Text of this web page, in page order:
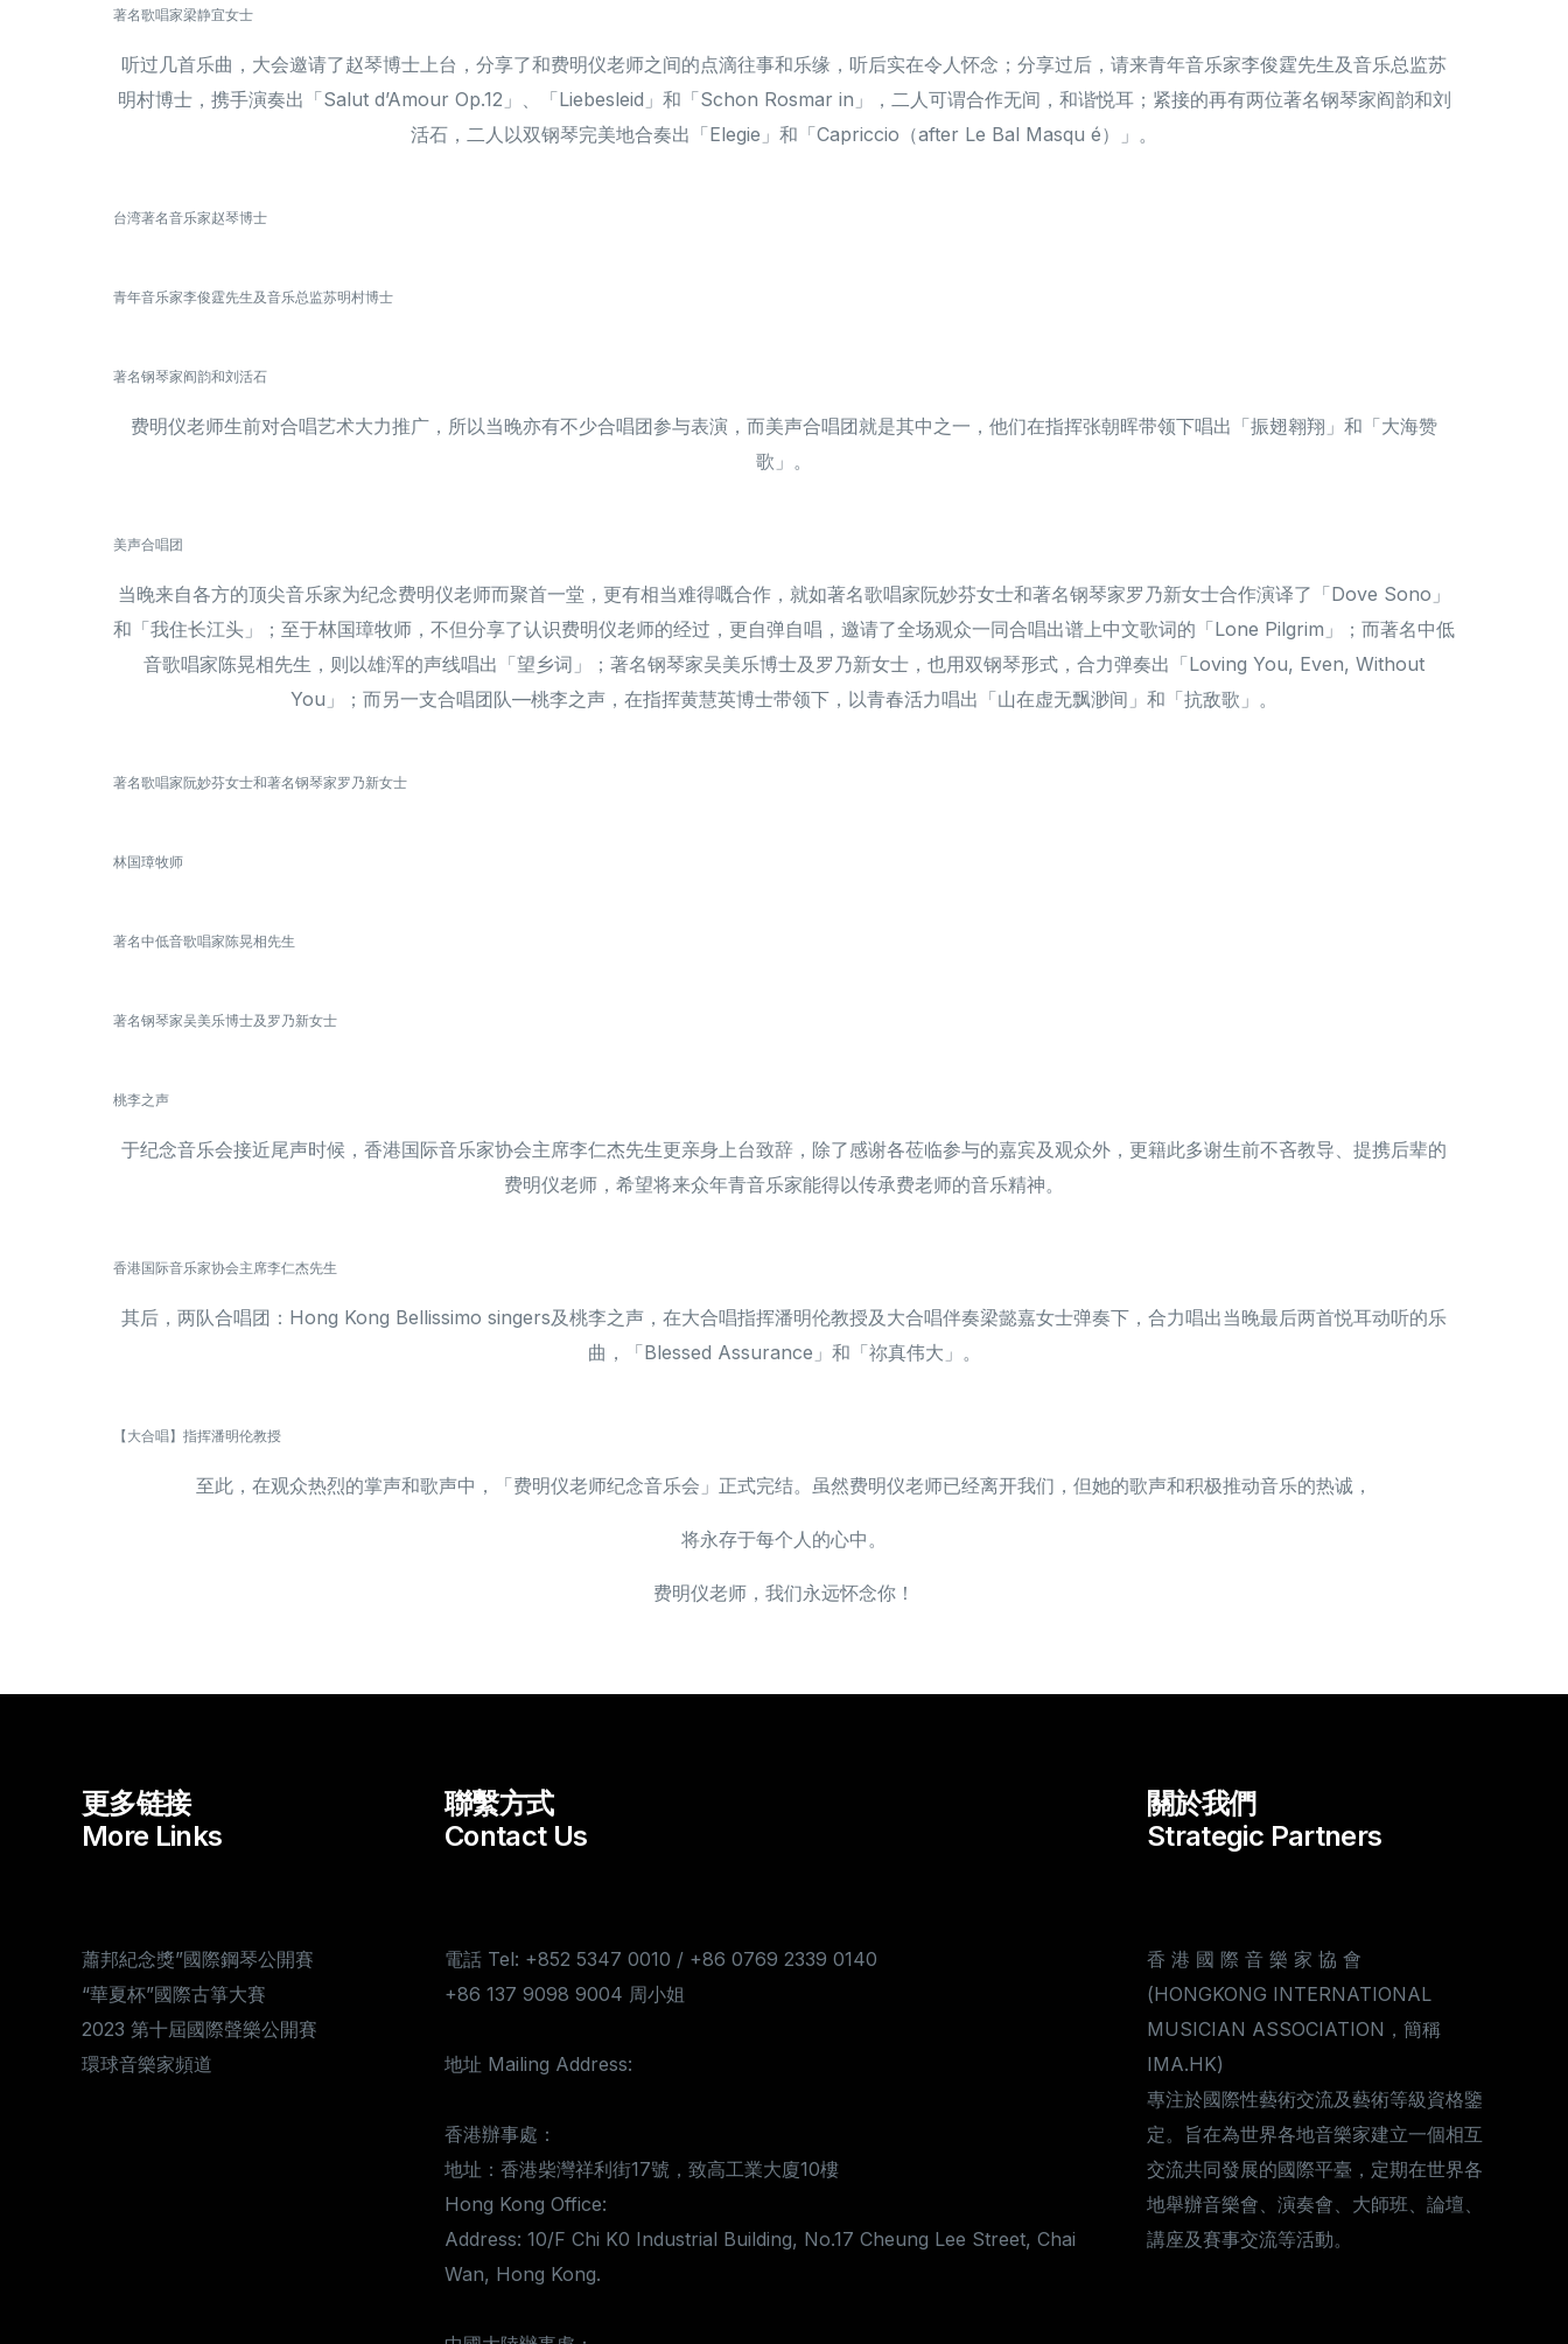
著名歌唱家梁静宜女士
听过几首乐曲，大会邀请了赵琴博士上台，分享了和费明仪老师之间的点滴往事和乐缘，听后实在令人怀念；分享过后，请来青年音乐家李俊霆先生及音乐总监苏
明村博士，携手演奏出「Salut d’Amour Op.12」、「Liebesleid」和「Schon Rosmar in」，二人可谓合作无间，和谐悦耳；紧接的再有两位著名钢琴家阎韵和刘
活石，二人以双钢琴完美地合奏出「Elegie」和「Capriccio（after Le Bal Masqu é）」。
台湾著名音乐家赵琴博士
青年音乐家李俊霆先生及音乐总监苏明村博士
著名钢琴家阎韵和刘活石
费明仪老师生前对合唱艺术大力推广，所以当晚亦有不少合唱团参与表演，而美声合唱团就是其中之一，他们在指挥张朝晖带领下唱出「振翅翱翔」和「大海赞
歌」。
美声合唱团
当晚来自各方的顶尖音乐家为纪念费明仪老师而聚首一堂，更有相当难得嘅合作，就如著名歌唱家阮妙芬女士和著名钢琴家罗乃新女士合作演译了「Dove Sono」
和「我住长江头」；至于林国璋牧师，不但分享了认识费明仪老师的经过，更自弹自唱，邀请了全场观众一同合唱出谱上中文歌词的「Lone Pilgrim」；而著名中低
音歌唱家陈晃相先生，则以雄浑的声线唱出「望乡词」；著名钢琴家吴美乐博士及罗乃新女士，也用双钢琴形式，合力弹奏出「Loving You, Even, Without
You」；而另一支合唱团队—桃李之声，在指挥黄慧英博士带领下，以青春活力唱出「山在虚无飘渺间」和「抗敌歌」。
著名歌唱家阮妙芬女士和著名钢琴家罗乃新女士
林国璋牧师
著名中低音歌唱家陈晃相先生
著名钢琴家吴美乐博士及罗乃新女士
桃李之声
于纪念音乐会接近尾声时候，香港国际音乐家协会主席李仁杰先生更亲身上台致辞，除了感谢各莅临参与的嘉宾及观众外，更籍此多谢生前不吝教导、提携后辈的
费明仪老师，希望将来众年青音乐家能得以传承费老师的音乐精神。
香港国际音乐家协会主席李仁杰先生
其后，两队合唱团：Hong Kong Bellissimo singers及桃李之声，在大合唱指挥潘明伦教授及大合唱伴奏梁懿嘉女士弹奏下，合力唱出当晚最后两首悦耳动听的乐
曲，「Blessed Assurance」和「祢真伟大」。
【大合唱】指挥潘明伦教授
至此，在观众热烈的掌声和歌声中，「费明仪老师纪念音乐会」正式完结。虽然费明仪老师已经离开我们，但她的歌声和积极推动音乐的热诚，
将永存于每个人的心中。
费明仪老师，我们永远怀念你！
更多链接
More Links
蕭邦紀念獎”國際鋼琴公開賽
“華夏杯”國際古箏大賽
2023 第十屆國際聲樂公開賽
環球音樂家頻道
聯繫方式
Contact Us
電話 Tel: +852 5347 0010 / +86 0769 2339 0140
+86 137 9098 9004 周小姐
地址 Mailing Address:
香港辦事處：
地址：香港柴灣祥利街17號，致高工業大廈10樓
Hong Kong Office:
Address: 10/F Chi K0 Industrial Building, No.17 Cheung Lee Street, Chai
Wan, Hong Kong.
關於我們
Strategic Partners
香 港 國 際 音 樂 家 協 會
(HONGKONG INTERNATIONAL
MUSICIAN ASSOCIATION，簡稱
IMA.HK)
專注於國際性藝術交流及藝術等級資格鑒
定。旨在為世界各地音樂家建立一個相互
交流共同發展的國際平臺，定期在世界各
地舉辦音樂會、演奏會、大師班、論壇、
講座及賽事交流等活動。